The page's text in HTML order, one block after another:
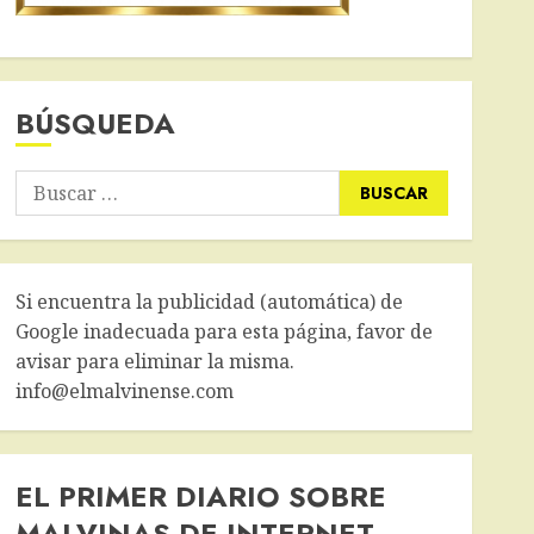
BÚSQUEDA
Buscar:
Si encuentra la publicidad (automática) de
Google inadecuada para esta página, favor de
avisar para eliminar la misma.
info@elmalvinense.com
EL PRIMER DIARIO SOBRE